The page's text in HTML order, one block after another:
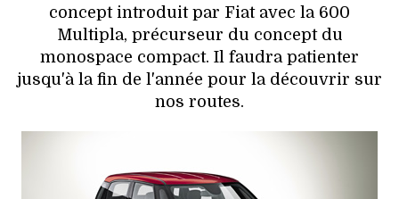
concept introduit par Fiat avec la 600
Multipla, précurseur du concept du
monospace compact. Il faudra patienter
jusqu'à la fin de l'année pour la découvrir sur
nos routes.